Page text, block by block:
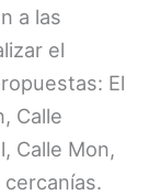
a las
el
El
Calle
Calle Mon,
cercanías.